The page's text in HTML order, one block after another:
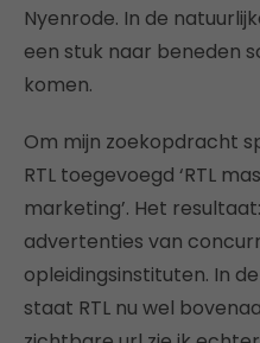
Nyenrode. In de
een stuk naar beneden
komen.
Om mijn zoekopdracht
RTL toegevoegd ‘RTL
marketing’. Het
advertenties van
opleidingsinstituten. In
staat RTL nu wel